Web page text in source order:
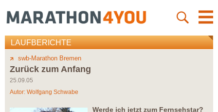
LAUFBERICHTE
swb-Marathon Bremen
Zurück zum Anfang
25.09.05
Autor: Wolfgang Schwabe
Werde ich jetzt zum Fernsehstar?